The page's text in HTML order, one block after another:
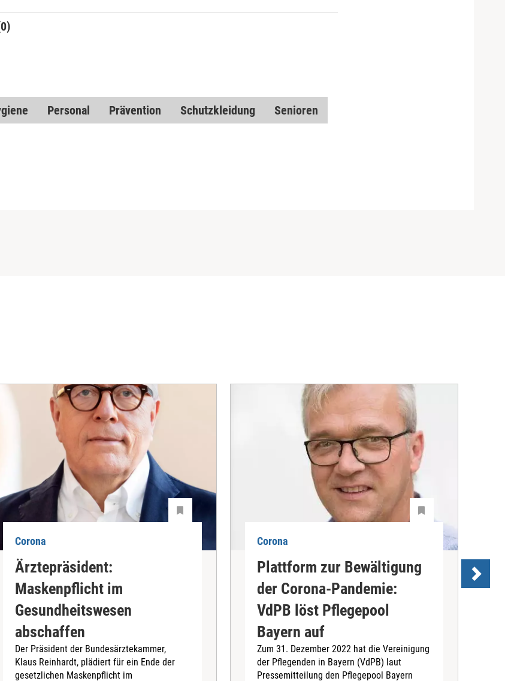
Personal Prävention Schutzkleidung
Senioren
Corona
Ärztepräsident:
Maskenpflicht im
Gesundheitswesen
abschaffen
Der Präsident der Bundesärztekammer,
Klaus Reinhardt, plädiert für ein Ende der
gesetzlichen Maskenpflicht im
Corona
Plattform zur Bewältigung
der Corona-Pandemie:
VdPB löst Pflegepool
Bayern auf
Zum 31. Dezember 2022 hat die Vereinigung
der Pflegenden in Bayern (VdPB) laut
Pressemitteilung den Pflegepool Bayern